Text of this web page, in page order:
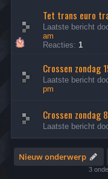
Tet trans euro
Laatste bericht
am
Reacties: 1
Crossen zondag
Laatste bericht
pm
Crossen zondag
Laatste bericht
Nieuw onderwerp
3